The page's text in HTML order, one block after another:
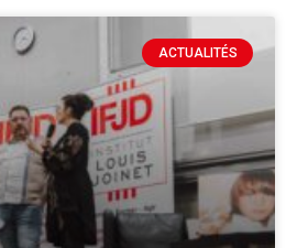
ACTUALITÉS